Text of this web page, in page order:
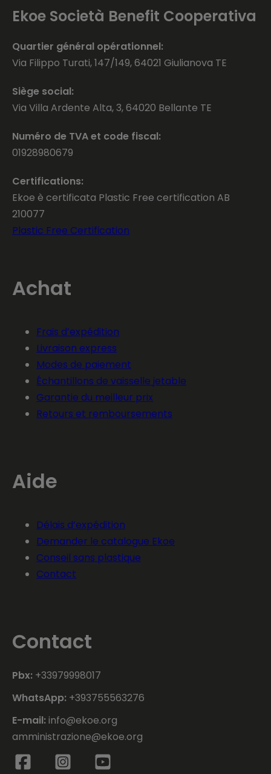
Ekoe Società Benefit Cooperativa
Quartier général opérationnel:
Via Filippo Turati, 147/149, 64021 Giulianova TE
Siège social:
Via Villa Ardente Alta, 3, 64020 Bellante TE
Numéro de TVA et code fiscal:
01928980679
Certifications:
Ekoe è certificata Plastic Free certification AB
210077
Plastic Free Certification
Achat
Frais d’expédition
Livraison express
Modes de paiement
Échantillons de vaisselle jetable
Garantie du meilleur prix
Retours et remboursements
Aide
Délais d’expédition
Demander le catalogue Ekoe
Conseil sans plastique
Contact
Contact
Pbx: +33979998017
WhatsApp: +393755563276
E-mail: info@ekoe.org
amministrazione@ekoe.org